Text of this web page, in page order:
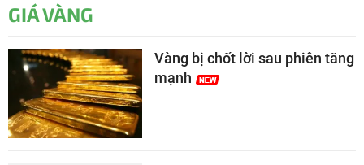
GIÁ VÀNG
Vàng bị chốt lời sau phiên tăng
mạnh